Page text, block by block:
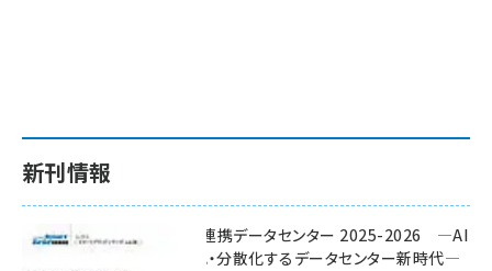
新刊情報
ワット・ビット連携データセンター 2025-2026 ―AI
時代に多様化・分散化するデータセンター新時代―